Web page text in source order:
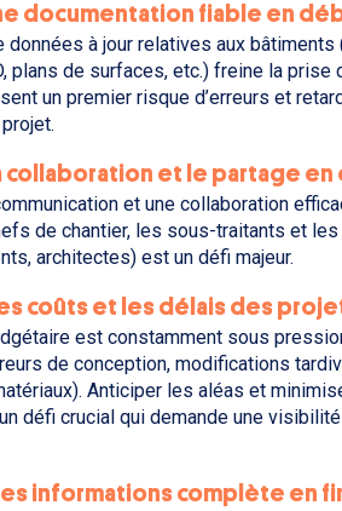
documentation fiable en
données à jour relatives aux
plans de surfaces, etc.) freine la prise
un premier risque d’erreurs et
collaboration et le partage
et une collaboration
de chantier, les sous-traitants et
architectes) est un défi majeur.
coûts et les délais des
est constamment sous
de conception, modifications
Anticiper les aléas et
défi crucial qui demande une
informations complète en